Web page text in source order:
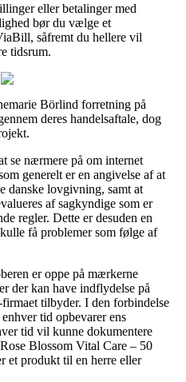
eller betalinger med
bør du vælge et
såfremt du hellere vil
tidsrum.
Börlind forretning på
deres handelsaftale, dog
se nærmere på om internet
generelt er en angivelse af at
danske lovgivning, samt at
af sagkyndige som er
regler. Dette er desuden en
få problemer som følge af
er oppe på mærkerne
der kan have indflydelse på
tilbyder. I den forbindelse
tid opbevarer ens
tid vil kunne dokumentere
Blossom Vital Care – 50
et produkt til en herre eller